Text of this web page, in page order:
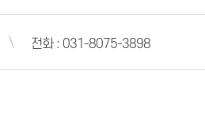
전화 : 031-8075-3898